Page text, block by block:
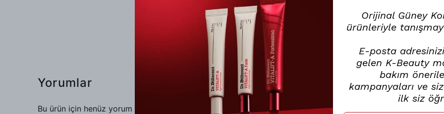
Yorumlar
Bu ürün için henüz yorum yapılmamış.
Orijinal Güney
ürünleriyle
E-posta
gelen K-Beauty
bakım
kampanyaları ve
ilk siz